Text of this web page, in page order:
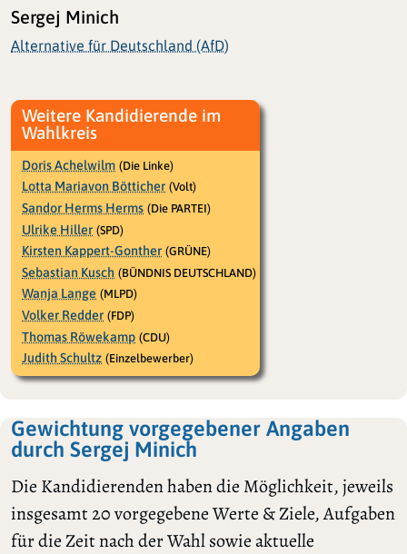
Sergej Minich
Alternative für Deutschland (AfD)
Weitere Kandidierende im
Wahlkreis
Doris Achelwilm (Die Linke)
Lotta Mariavon Bötticher (Volt)
Sandor Herms Herms (Die PARTEI)
Ulrike Hiller (SPD)
Kirsten Kappert-Gonther (GRÜNE)
Sebastian Kusch (BÜNDNIS DEUTSCHLAND)
Wanja Lange (MLPD)
Volker Redder (FDP)
Thomas Röwekamp (CDU)
Judith Schultz (Einzelbewerber)
Gewichtung vorgegebener Angaben
durch Sergej Minich
Die Kandidierenden haben die Möglichkeit, jeweils
insgesamt 20 vorgegebene Werte & Ziele, Aufgaben
für die Zeit nach der Wahl sowie aktuelle